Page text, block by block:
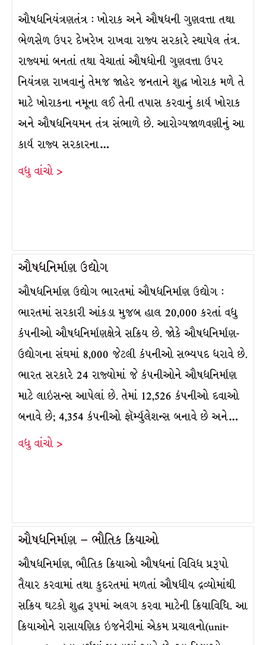
ઔષધનિયંત્રણતંત્ર : ખોરાક અને ઔષધની ગુણવત્તા તથા
ભેળસેળ ઉપર દેખરેખ રાખવા રાજ્ય સરકારે સ્થાપેલ તંત્ર.
રાજ્યમાં બનતાં તથા વેચાતાં ઔષધોની ગુણવત્તા ઉપર
નિયંત્રણ રાખવાનું તેમજ જાહેર જનતાને શુદ્ધ ખોરાક મળે તે
માટે ખોરાકના નમૂના લઈ તેની તપાસ કરવાનું કાર્ય ખોરાક
અને ઔષધનિયમન તંત્ર સંભાળે છે. આરોગ્યજાળવણીનું આ
કાર્ય રાજ્ય સરકારના…
વધુ વાંચો >
ઔષધનિર્માણ ઉદ્યોગ
ઔષધનિર્માણ ઉદ્યોગ ભારતમાં ઔષધનિર્માણ ઉદ્યોગ :
ભારતમાં સરકારી આંકડા મુજબ હાલ 20,000 કરતાં વધુ
કંપનીઓ ઔષધનિર્માણક્ષેત્રે સક્રિય છે. જોકે ઔષધનિર્માણ-
ઉદ્યોગના સંઘમાં 8,000 જેટલી કંપનીઓ સભ્યપદ ધરાવે છે.
ભારત સરકારે 24 રાજ્યોમાં જે કંપનીઓને ઔષધનિર્માણ
માટે લાઇસન્સ આપેલાં છે. તેમાં 12,526 કંપનીઓ દવાઓ
બનાવે છે; 4,354 કંપનીઓ ફૉર્મ્યુલેશન્સ બનાવે છે અને…
વધુ વાંચો >
ઔષધનિર્માણ – ભૌતિક ક્રિયાઓ
ઔષધનિર્માણ, ભૌતિક ક્રિયાઓ ઔષધનાં વિવિધ પ્રરૂપો
તૈયાર કરવામાં તથા કુદરતમાં મળતાં ઔષધીય દ્રવ્યોમાંથી
સક્રિય ઘટકો શુદ્ધ રૂપમાં અલગ કરવા માટેની ક્રિયાવિધિ. આ
ક્રિયાઓને રાસાયણિક ઇજનેરીમાં એકમ પ્રચાલનો(unit-